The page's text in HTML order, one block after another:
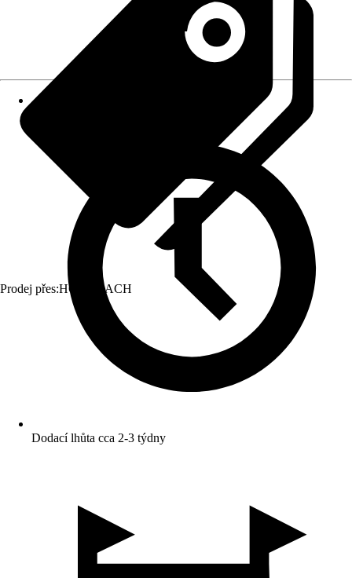
Prodej přes:HORNBACH
Dodací lhůta cca 2-3 týdny